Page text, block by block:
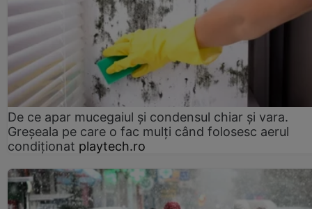
De ce apar mucegaiul și condensul chiar și vara.
Greșeala pe care o fac mulți când folosesc aerul
condiționat playtech.ro